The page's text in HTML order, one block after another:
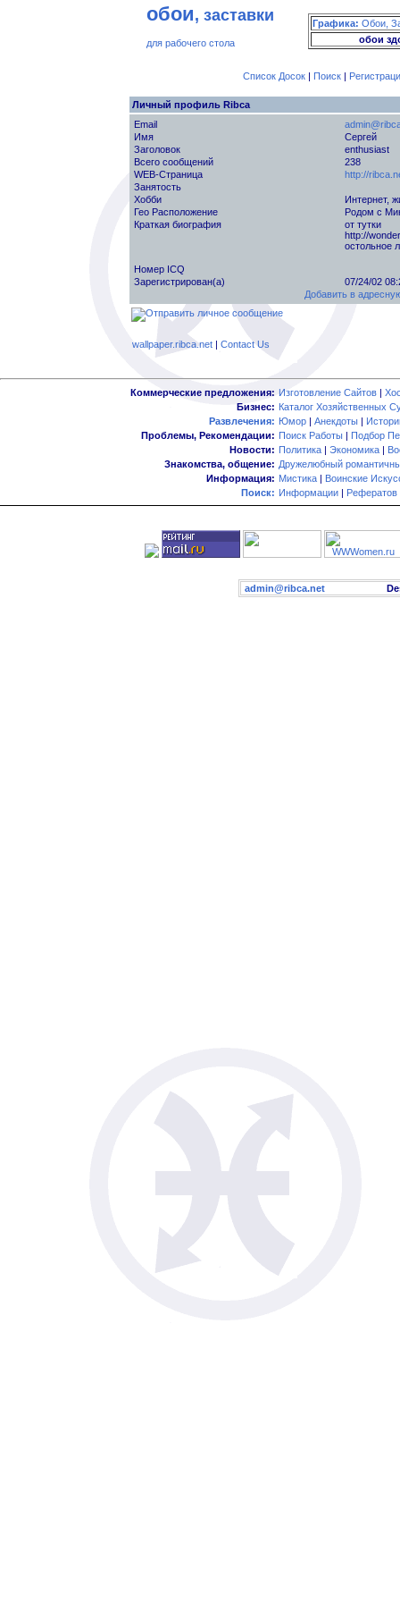
обои, заставки
для рабочего стола
Графика: Обои,
обои
Список Досок | Поиск |
Личный профиль Ribca
Email
Имя
Сергей
Заголовок
enthusiast
Всего сообщений
238
WEB-Страница
http://
Занятость
Хобби
Интернет,
Гео Расположение
Родом с
Краткая биография
от тутки
http://
остольное
Номер ICQ
Зарегистрирован(а)
07/24/02
Добавить в
wallpaper.ribca.net| Contact Us
Коммерческие предложения: Изготовление Сайтов |
Бизнес: Каталог Хозяйственных
Развлечения: Юмор | Анекдоты |
Проблемы, Рекомендации: Поиск Работы | Подбор
Новости: Политика | Экономика |
Знакомства, общение: Дружелюбный
Информация: Мистика | Воинские
Поиск: Информации | Рефератов
admin@ribca.net